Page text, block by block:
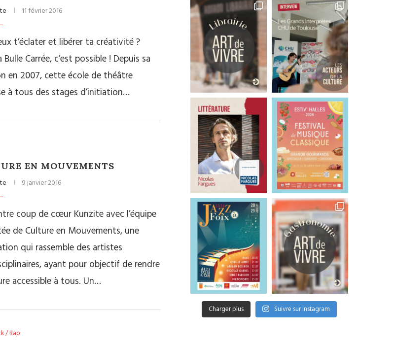
11 février 2016
t’éclater et libérer ta créativité ?
Carrée, c’est possible ! Depuis sa
en 2007, cette école de théâtre
à tous des stages d’initiation…
EN MOUVEMENTS
9 janvier 2016
coup de cœur Kunzite avec l’équipe
de Culture en Mouvements, une
qui rassemble des artistes
ayant pour objectif de rendre
accessible à tous. Un…
/ Rap
Charger plus Suivre sur Instagram